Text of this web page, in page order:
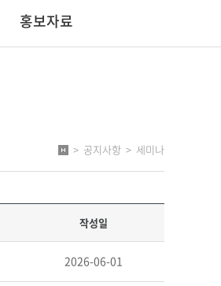
홍보자료
> 공지사항 > 세미나
작성일
2026-06-01